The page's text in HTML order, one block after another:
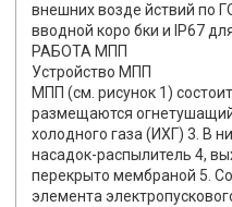
внешних возде йствий по
вводной коро бки и IР67
РАБОТА МПП
Устройство МПП
МПП (см. рисунок 1)
размещаются
холодного газа (ИХГ) 3. В
насадок-распылитель 4,
перекрыто мембраной 5.
элемента